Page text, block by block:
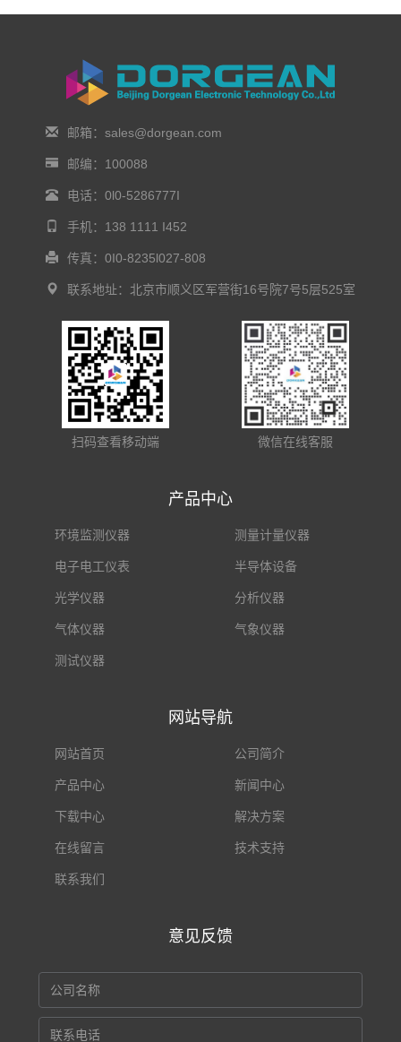
邮箱：sales@dorgean.com
邮编：100088
电话：0l0-5286777I
手机：138 1111 I452
传真：0I0-8235l027-808
联系地址：北京市顺义区军营街16号院7号5层525室
扫码查看移动端 微信在线客服
产品中心
环境监测仪器 测量计量仪器
电子电工仪表 半导体设备
光学仪器 分析仪器
气体仪器 气象仪器
测试仪器
网站导航
网站首页 公司简介
产品中心 新闻中心
下载中心 解决方案
在线留言 技术支持
联系我们
意见反馈